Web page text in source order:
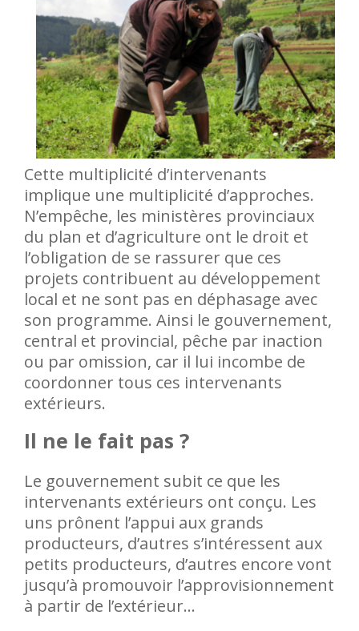
Cette multiplicité d’intervenants
implique une multiplicité d’approches.
N’empêche, les ministères provinciaux
du plan et d’agriculture ont le droit et
l’obligation de se rassurer que ces
projets contribuent au développement
local et ne sont pas en déphasage avec
son programme. Ainsi le gouvernement,
central et provincial, pêche par inaction
ou par omission, car il lui incombe de
coordonner tous ces intervenants
extérieurs.
Il ne le fait pas ?
Le gouvernement subit ce que les
intervenants extérieurs ont conçu. Les
uns prônent l’appui aux grands
producteurs, d’autres s’intéressent aux
petits producteurs, d’autres encore vont
jusqu’à promouvoir l’approvisionnement
à partir de l’extérieur…